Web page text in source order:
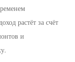
растёт за счёт
и